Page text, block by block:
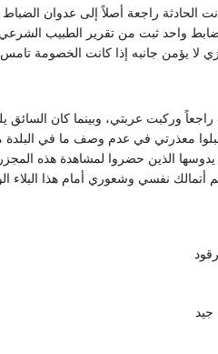
راجعة أصلاً إلى عدوان الضباط
واحد ثبت من تقرير الطبيب الشرعي
يؤمن جانبه إذا كانت الخصومة تامس
وركبت عربتي، وبينما كان السائق
معذرتي في عدم وصف ما في البلدة
الذين حضروا لمشاهدة هذه
أتمالك نفسي وشعوري أمام هذا البلاء